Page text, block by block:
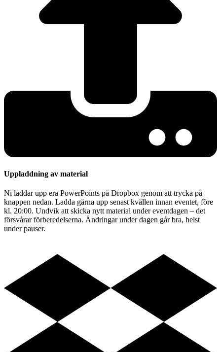
Uppladdning av material
Ni laddar upp era PowerPoints på Dropbox genom att trycka på
knappen nedan. Ladda gärna upp senast kvällen innan eventet, före
kl. 20:00. Undvik att skicka nytt material under eventdagen – det
försvårar förberedelserna. Ändringar under dagen går bra, helst
under pauser.